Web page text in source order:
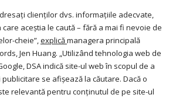
clienților dvs. informațiile adecvate,
aceștia le caută – fără a mai fi nevoie de
cheie”, explicămanagera principală
Jen Huang. „Utilizând tehnologia web de
DSA indică site-ul web în scopul de a
se afișează la căutare. Dacă o
relevantă pentru conținutul de pe site-ul